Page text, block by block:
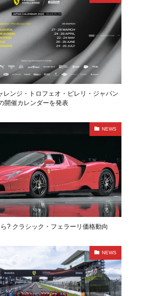
レンジ・トロフェオ・ピレリ・ジャパン
開催カレンダーを発表
NEWS
? クラシック・フェラーリ価格動向
NEWS